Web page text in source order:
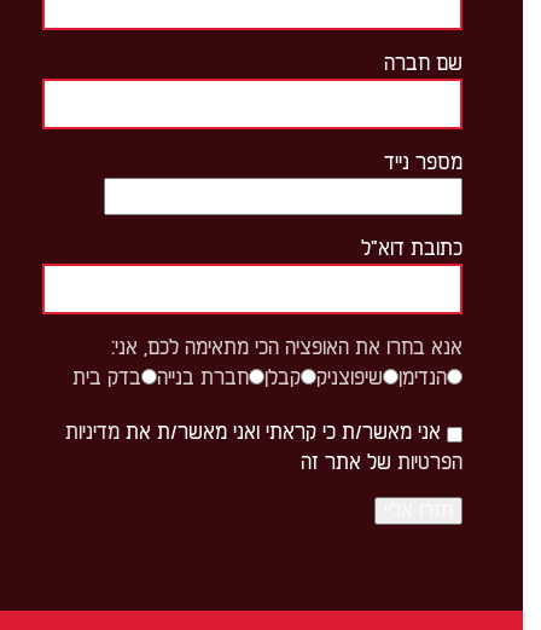
שם חברה
מספר נייד
כתובת דוא"ל
אנא בחרו את האופציה הכי מתאימה לכם, אני:
הנדימן
שיפוצניק קבלן חברת בנייה בדק בית
אני מאשר/ת כי קראתי ואני מאשר/ת את מדיניות
הפרטיות של אתר זה